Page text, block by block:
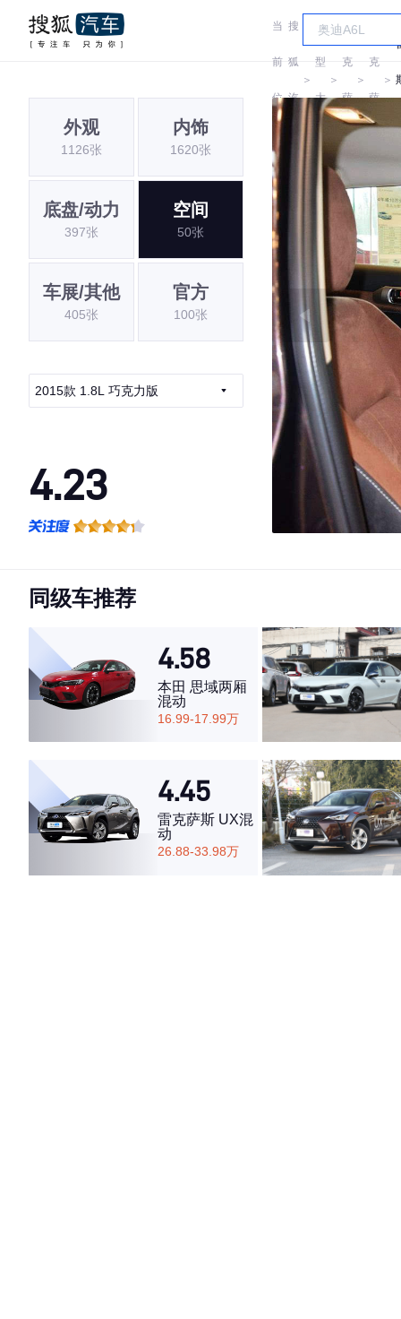
当
前
位
搜
狐
汽
＞
车
型
大
＞
雷
克
萨
斯
＞
克
萨
＞
外观
1126张
内饰
1620张
底盘/动力
397张
空间
50张
车展/其他
405张
官方
100张
2015款 1.8L 巧克力版
4.23
·空间表现一般，低于72%同级车
同级车推荐
4.58
本田 思域两厢
混动
16.99-17.99万
4.45
雷克萨斯 UX混
动
26.88-33.98万